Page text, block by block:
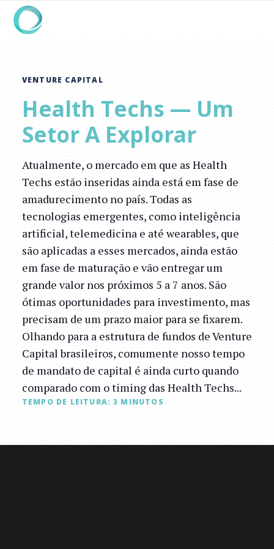
VENTURE CAPITAL
Health Techs — Um
Setor A Explorar
Atualmente, o mercado em que as Health
Techs estão inseridas ainda está em fase de
amadurecimento no país. Todas as
tecnologias emergentes, como inteligência
artificial, telemedicina e até wearables, que
são aplicadas a esses mercados, ainda estão
em fase de maturação e vão entregar um
grande valor nos próximos 5 a 7 anos. São
ótimas oportunidades para investimento, mas
precisam de um prazo maior para se fixarem.
Olhando para a estrutura de fundos de Venture
Capital brasileiros, comumente nosso tempo
de mandato de capital é ainda curto quando
comparado com o timing das Health Techs...
TEMPO DE LEITURA: 3 MINUTOS